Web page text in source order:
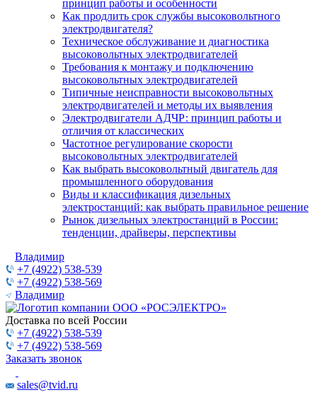
принцип работы и особенности
Как продлить срок службы высоковольтного
электродвигателя?
Техническое обслуживание и диагностика
высоковольтных электродвигателей
Требования к монтажу и подключению
высоковольтных электродвигателей
Типичные неисправности высоковольтных
электродвигателей и методы их выявления
Электродвигатели АДЧР: принцип работы и
отличия от классических
Частотное регулирование скорости
высоковольтных электродвигателей
Как выбрать высоковольтный двигатель для
промышленного оборудования
Виды и классификация дизельных
электростанций: как выбрать правильное решение
Рынок дизельных электростанций в России:
тенденции, драйверы, перспективы
Владимир
+7 (4922) 538-539
+7 (4922) 538-569
Владимир
Доставка по всей России
+7 (4922) 538-539
+7 (4922) 538-569
Заказать звонок
sales@tvid.ru